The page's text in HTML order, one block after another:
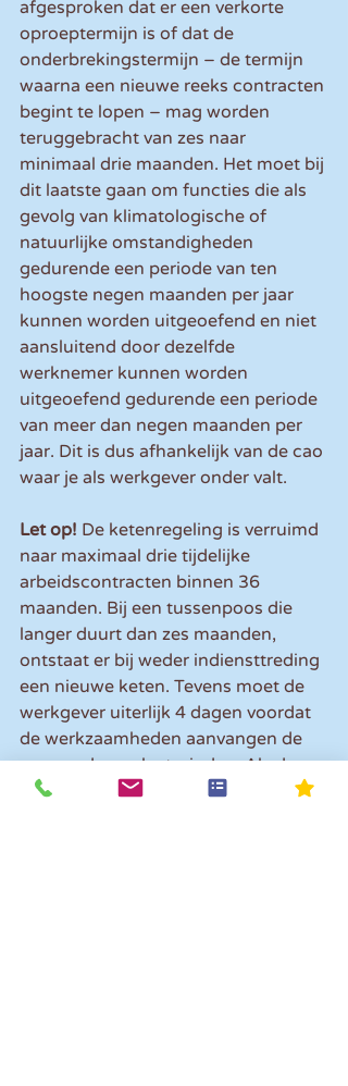
afgesproken dat er een verkorte
oproeptermijn is of dat de
onderbrekingstermijn – de termijn
waarna een nieuwe reeks contracten
begint te lopen – mag worden
teruggebracht van zes naar
minimaal drie maanden. Het moet bij
dit laatste gaan om functies die als
gevolg van klimatologische of
natuurlijke omstandigheden
gedurende een periode van ten
hoogste negen maanden per jaar
kunnen worden uitgeoefend en niet
aansluitend door dezelfde
werknemer kunnen worden
uitgeoefend gedurende een periode
van meer dan negen maanden per
jaar. Dit is dus afhankelijk van de cao
waar je als werkgever onder valt.
Let op! De ketenregeling is verruimd
naar maximaal drie tijdelijke
arbeidscontracten binnen 36
maanden. Bij een tussenpoos die
langer duurt dan zes maanden,
ontstaat er bij weder indiensttreding
een nieuwe keten. Tevens moet de
werkgever uiterlijk 4 dagen voordat
de werkzaamheden aanvangen de
oproep doen plaatsvinden. Als de
werkgever de oproep binnen vier